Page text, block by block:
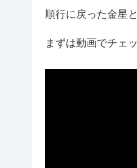
順行に戻った金星
まずは動画でチェ